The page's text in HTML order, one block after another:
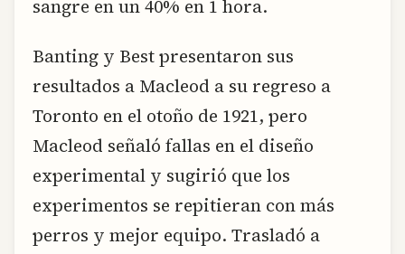
sangre en un 40% en 1 hora.
Banting y Best presentaron sus
resultados a Macleod a su regreso a
Toronto en el otoño de 1921, pero
Macleod señaló fallas en el diseño
experimental y sugirió que los
experimentos se repitieran con más
perros y mejor equipo. Trasladó a